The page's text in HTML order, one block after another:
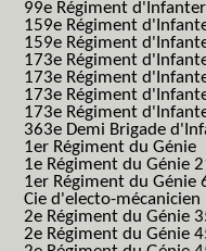
99e Régiment
159e Régiment
159e Régiment
173e Régiment
173e Régiment
173e Régiment
173e Régiment
363e Demi Brigade
1er Régiment du Génie
1e Régiment du Génie
1er Régiment du Génie
Cie d'electo-mécanicien
2e Régiment du Génie
2e Régiment du Génie